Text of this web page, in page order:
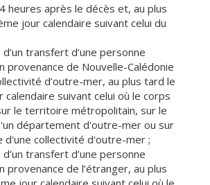
heures après le décès et, au plus
jour calendaire suivant celui du
transfert d’une personne
provenance de Nouvelle-Calédonie
d’outre-mer, au plus tard le
calendaire suivant celui où le corps
le territoire métropolitain, sur le
département d'outre-mer ou sur
collectivité d'outre-mer ;
transfert d’une personne
provenance de l’étranger, au plus